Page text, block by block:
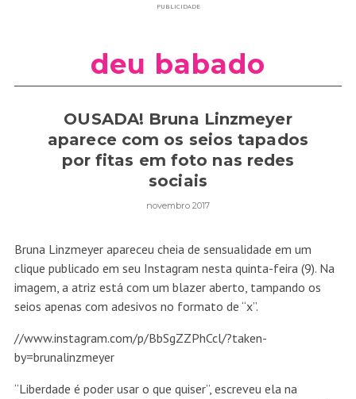
PUBLICIDADE
deu babado
OUSADA! Bruna Linzmeyer
aparece com os seios tapados
por fitas em foto nas redes
sociais
novembro 2017
Bruna Linzmeyer apareceu cheia de sensualidade em um
clique publicado em seu Instagram nesta quinta-feira (9). Na
imagem, a atriz está com um blazer aberto, tampando os
seios apenas com adesivos no formato de “x”.
//www.instagram.com/p/BbSgZZPhCcl/?taken-
by=brunalinzmeyer
“Liberdade é poder usar o que quiser”, escreveu ela na